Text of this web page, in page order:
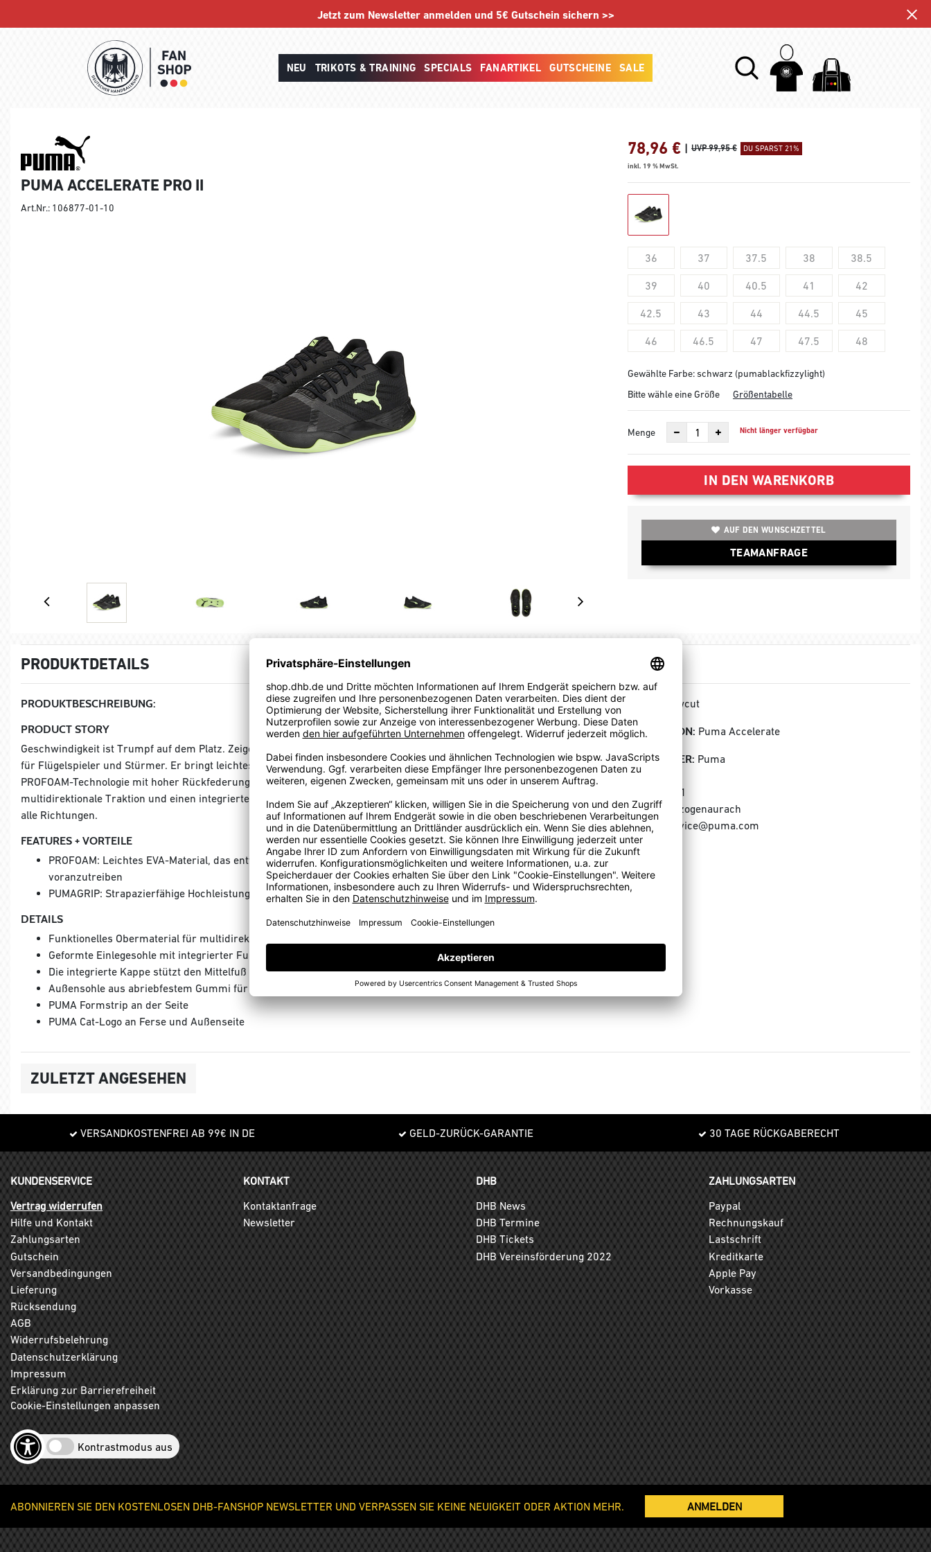
Jetzt zum Newsletter anmelden und 5€ Gutschein sichern >>
NEU TRIKOTS & TRAINING SPECIALS FANARTIKEL GUTSCHEINE SALE
PUMA ACCELERATE PRO II
Art.Nr.: 106877-01-10
78,96 € | UVP 99,95 € DU SPARST 21%
inkl. 19 % MwSt.
36 37 37.5 38 38.5
39 40 40.5 41 42
42.5 43 44 44.5 45
46 46.5 47 47.5 48
Gewählte Farbe: schwarz (pumablackfizzylight)
Bitte wähle eine Größe
Größentabelle
Menge Nicht länger verfügbar
IN DEN WARENKORB
AUF DEN WUNSCHZETTEL
TEAMANFRAGE
PRODUKTDETAILS
PRODUKTBESCHREIBUNG:
PRODUCT STORY
Geschwindigkeit ist Trumpf auf dem Platz. Zeige dein Talent mit dem Accelerate Pro II, unserem neuesten Handballschuh
für Flügelspieler und Stürmer. Er bringt leichtes Design und Halt auf ein neues Niveau und verfügt über unsere
PROFOAM-Technologie mit hoher Rückfederung für überlegene Dämpfung, unsere PUMAGRIP-Gummimischung für
multidirektionale Traktion und einen integrierten Mittelfuß-Support für maximale Stabilität. Stelle dich der Konkurrenz in
alle Richtungen.
FEATURES + VORTEILE
PROFOAM: Leichtes EVA-Material, das entwickelt wurde, um das Auftreten abzufedern und deinen nächsten Schritt
voranzutreiben
PUMAGRIP: Strapazierfähige Hochleistungs-Gummimischung für Traktion auf allen Oberflächen
DETAILS
Funktionelles Obermaterial für multidirektionale Bewegungsunterstützung
Geformte Einlegesohle mit integrierter Fußgewölbeunterstützung für Komfort und zusätzliche Dämpfung
Die integrierte Kappe stützt den Mittelfuß und bietet hervorragende Stabilität
Außensohle aus abriebfestem Gummi für Grip
PUMA Formstrip an der Seite
PUMA Cat-Logo an Ferse und Außenseite
Lowcut
KOLLEKTION: Puma Accelerate
HERSTELLER: Puma
Puma SE
Puma Way 1
91074 Herzogenaurach
E-Mail: service@puma.com
ZULETZT ANGESEHEN
VERSANDKOSTENFREI AB 99€ IN DE GELD-ZURÜCK-GARANTIE 30 TAGE RÜCKGABERECHT
KUNDENSERVICE
Vertrag widerrufen
Hilfe und Kontakt
Zahlungsarten
Gutschein
Versandbedingungen
Lieferung
Rücksendung
AGB
Widerrufsbelehrung
Datenschutzerklärung
Impressum
Erklärung zur Barrierefreiheit
Cookie-Einstellungen anpassen
Kontrastmodus aus
KONTAKT
Kontaktanfrage
Newsletter
DHB
DHB News
DHB Termine
DHB Tickets
DHB Vereinsförderung 2022
ZAHLUNGSARTEN
Paypal
Rechnungskauf
Lastschrift
Kreditkarte
Apple Pay
Vorkasse
ABONNIEREN SIE DEN KOSTENLOSEN DHB-FANSHOP NEWSLETTER UND VERPASSEN SIE KEINE NEUIGKEIT ODER AKTION MEHR. ANMELDEN